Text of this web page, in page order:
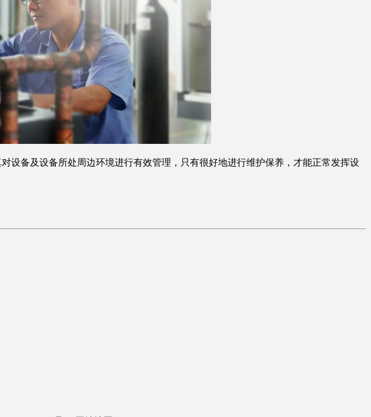
备及设备所处周边环境进行有效管理，只有很好地进行维护保养，才能正常发挥设